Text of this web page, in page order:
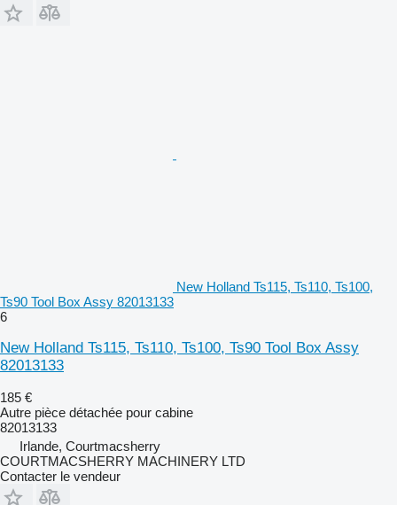
New Holland Ts115, Ts110, Ts100,
Ts90 Tool Box Assy 82013133
6
New Holland Ts115, Ts110, Ts100, Ts90 Tool Box Assy
82013133
185 €
Autre pièce détachée pour cabine
82013133
Irlande, Courtmacsherry
COURTMACSHERRY MACHINERY LTD
Contacter le vendeur